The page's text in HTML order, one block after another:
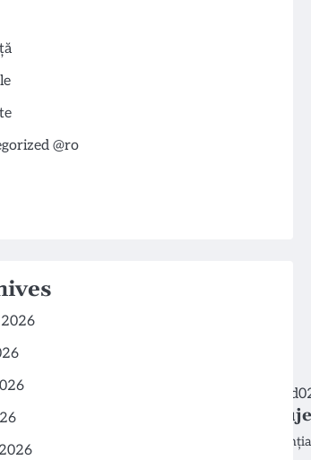
OMS: Simptomele
Organizația Mondială a Sănătății (OMS) atrage
@ro